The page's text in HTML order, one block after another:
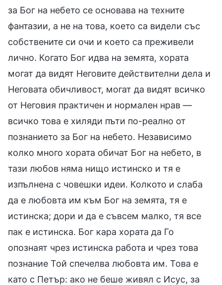
за Бог на небето се основава на техните
фантазии, а не на това, което са видели със
собствените си очи и което са преживели
лично. Когато Бог идва на земята, хората
могат да видят Неговите действителни дела и
Неговата обичливост, могат да видят всичко
от Неговия практичен и нормален нрав —
всичко това е хиляди пъти по-реално от
познанието за Бог на небето. Независимо
колко много хората обичат Бог на небето, в
тази любов няма нищо истинско и тя е
изпълнена с човешки идеи. Колкото и слаба
да е любовта им към Бог на земята, тя е
истинска; дори и да е съвсем малко, тя все
пак е истинска. Бог кара хората да Го
опознаят чрез истинска работа и чрез това
познание Той спечелва любовта им. Това е
като с Петър: ако не беше живял с Исус, за